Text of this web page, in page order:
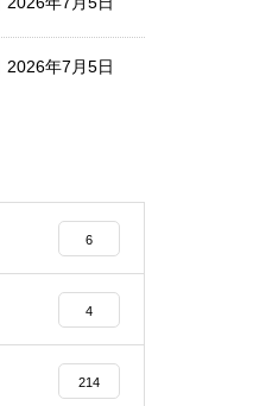
2026年7月5日
6
4
214